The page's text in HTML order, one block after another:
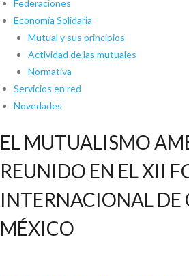
Federaciones
Economía Solidaria
Mutual y sus principios
Actividad de las mutuales
Normativa
Servicios en red
Novedades
EL MUTUALISMO
REUNIDO EN EL XII
INTERNACIONAL DE
MÉXICO